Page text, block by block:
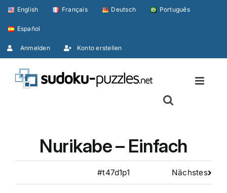
Skip
content
English Français Deutsch Português
Español
Anmelden Konto erstellen
Nurikabe – Einfach
#t47d1p1 Nächstes